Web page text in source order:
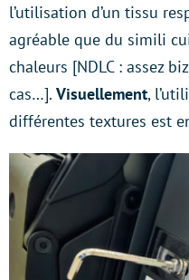
l’utilisation d’un tissu
agréable que du simili
chaleurs [NDLC : assez
cas…]. Visuellement,
différentes textures est